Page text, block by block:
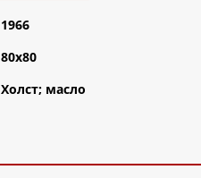
1966
80х80
Холст; масло